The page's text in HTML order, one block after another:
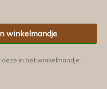
winkelmandje
in het winkelmandje.